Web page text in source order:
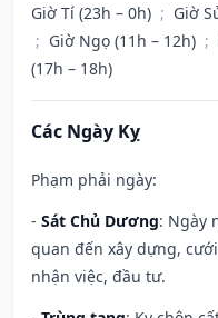
Giờ Tí (23h – 0h) ; Giờ
; Giờ Ngọ (11h – 12h) ;
(17h – 18h)
Các Ngày Kỵ
Phạm phải ngày:
- Sát Chủ Dương: Ngày
quan đến xây dựng,
nhận việc, đầu tư.